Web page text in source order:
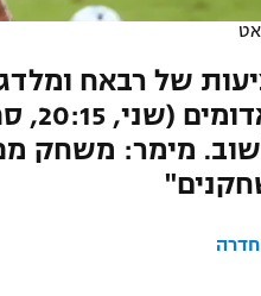
של רבאח
מימר: משחק